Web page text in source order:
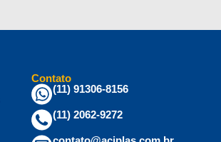
Contato
(11) 91306-8156
(11) 2062-9272